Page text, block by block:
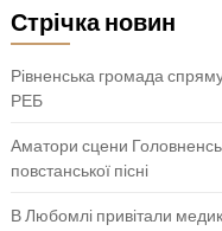
Стрічка новин
Рівненська громада
РЕБ
Аматори сцени
повстанської пісні
В Любомлі привітали